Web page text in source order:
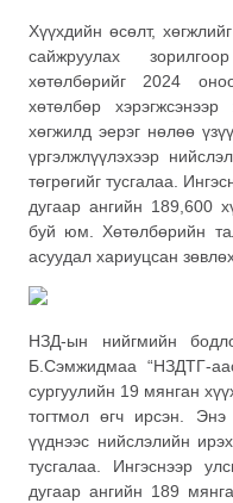
Хүүхдийн өсөлт,
сайжруулах
хөтөлбөрийг 2024
хөтөлбөр
хөгжилд эерэг нөлөө
үргэлжлүүлэхээр
төгрөгийг тусгалаа.
дугаар ангийн 189,600
буй юм. Хөтөлбөрийн
асуудал хариуцсан
НЗД-ын нийгмийн
Б.Сэмжидмаа “НЗДТГ-
сургуулийн 19 мянган
тогтмол өгч ирсэн. Энэ
үүднээс нийслэлийн
тусгалаа. Ингэснээр
дугаар ангийн 189